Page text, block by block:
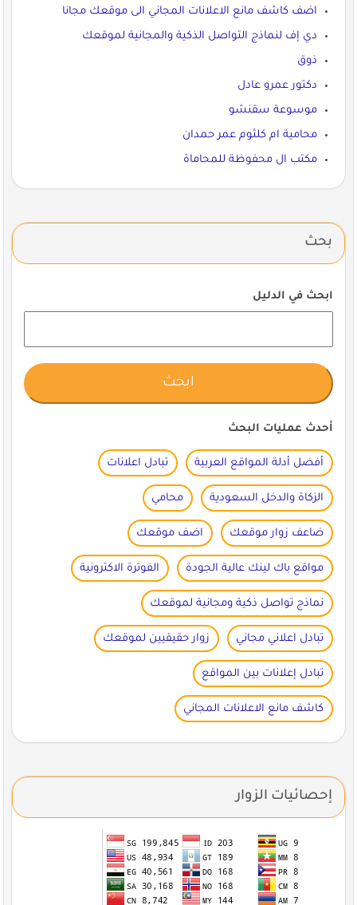
اضف كاشف مانع الاعلانات المجاني الى موقعك مجانا
دي إف لنماذج التواصل الذكية والمجانية لموقعك
ذوق
دكتور عمرو عادل
موسوعة سقنشو
محامية ام كلثوم عمر حمدان
مكتب ال محفوظة للمحاماة
بحث
ابحث في الدليل
أحدث عمليات البحث
أفضل أدلة المواقع العربية تبادل اعلانات
الزكاة والدخل السعودية محامي
ضاعف زوار موقعك اضف موقعك
مواقع باك لينك عالية الجودة الفوترة الاكترونية
نماذج تواصل ذكية ومجانية لموقعك
تبادل اعلاني مجاني زوار حقيقيين لموقعك
تبادل إعلانات بين المواقع
كاشف مانع الاعلانات المجاني
إحصائيات الزوار